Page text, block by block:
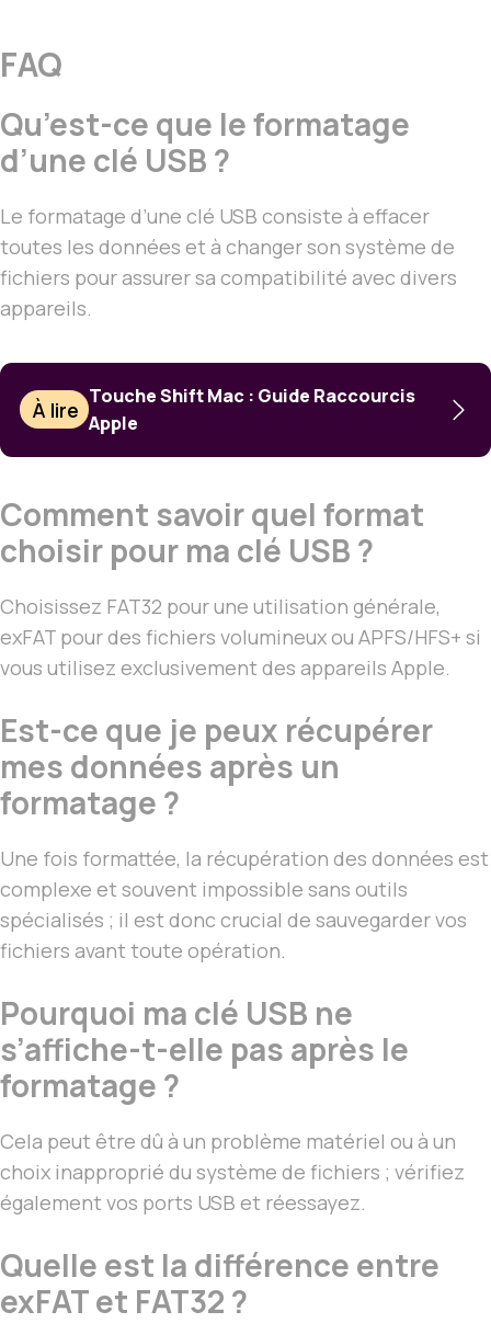
FAQ
Qu’est-ce que le formatage
d’une clé USB ?
Le formatage d’une clé USB consiste à effacer
toutes les données et à changer son système de
fichiers pour assurer sa compatibilité avec divers
appareils.
À lire
Touche Shift Mac : Guide Raccourcis
Apple
Comment savoir quel format
choisir pour ma clé USB ?
Choisissez FAT32 pour une utilisation générale,
exFAT pour des fichiers volumineux ou APFS/HFS+ si
vous utilisez exclusivement des appareils Apple.
Est-ce que je peux récupérer
mes données après un
formatage ?
Une fois formattée, la récupération des données est
complexe et souvent impossible sans outils
spécialisés ; il est donc crucial de sauvegarder vos
fichiers avant toute opération.
Pourquoi ma clé USB ne
s’affiche-t-elle pas après le
formatage ?
Cela peut être dû à un problème matériel ou à un
choix inapproprié du système de fichiers ; vérifiez
également vos ports USB et réessayez.
Quelle est la différence entre
exFAT et FAT32 ?